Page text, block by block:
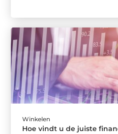
Winkelen
Hoe vindt u de juiste